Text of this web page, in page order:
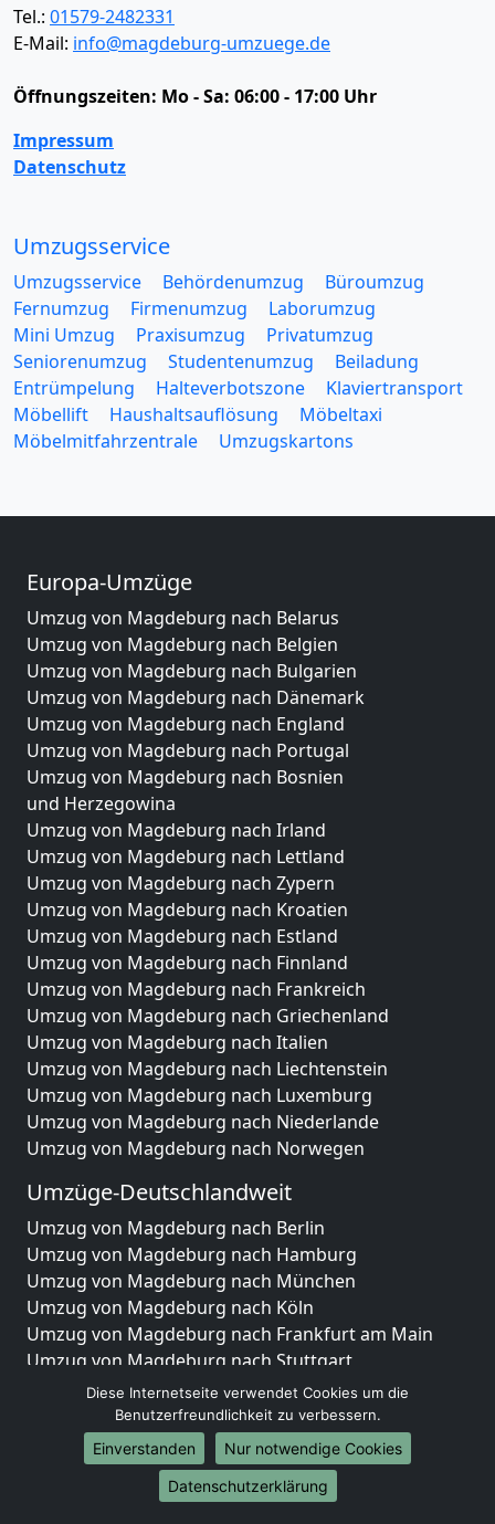
Tel.: 01579-2482331
E-Mail: info@magdeburg-umzuege.de
Öffnungszeiten: Mo - Sa: 06:00 - 17:00 Uhr
Impressum
Datenschutz
Umzugsservice
Umzugsservice Behördenumzug
Büroumzug
Fernumzug
Firmenumzug
Laborumzug
Mini Umzug
Praxisumzug
Privatumzug
Seniorenumzug
Studentenumzug
Beiladung
Entrümpelung
Halteverbotszone
Klaviertransport
Möbellift
Haushaltsauflösung
Möbeltaxi
Möbelmitfahrzentrale
Umzugskartons
Europa-Umzüge
Umzug von Magdeburg nach Belarus
Umzug von Magdeburg nach Belgien
Umzug von Magdeburg nach Bulgarien
Umzug von Magdeburg nach Dänemark
Umzug von Magdeburg nach England
Umzug von Magdeburg nach Portugal
Umzug von Magdeburg nach Bosnien
und Herzegowina
Umzug von Magdeburg nach Irland
Umzug von Magdeburg nach Lettland
Umzug von Magdeburg nach Zypern
Umzug von Magdeburg nach Kroatien
Umzug von Magdeburg nach Estland
Umzug von Magdeburg nach Finnland
Umzug von Magdeburg nach Frankreich
Umzug von Magdeburg nach Griechenland
Umzug von Magdeburg nach Italien
Umzug von Magdeburg nach Liechtenstein
Umzug von Magdeburg nach Luxemburg
Umzug von Magdeburg nach Niederlande
Umzug von Magdeburg nach Norwegen
Umzüge-Deutschlandweit
Umzug von Magdeburg nach Berlin
Umzug von Magdeburg nach Hamburg
Umzug von Magdeburg nach München
Umzug von Magdeburg nach Köln
Umzug von Magdeburg nach Frankfurt am Main
Umzug von Magdeburg nach Stuttgart
Umzug von Magdeburg nach Düsseldorf
Umzug von Magdeburg nach Leipzig
Umzug von Magdeburg nach Dortmund
Umzug von Magdeburg nach Essen
Umzug von Magdeburg nach Bremen
Diese Internetseite verwendet Cookies um die
Benutzerfreundlichkeit zu verbessern.
Einverstanden
Nur notwendige Cookies
Datenschutzerklärung